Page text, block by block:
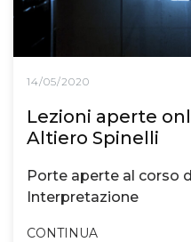
14/05/2020
Lezioni aperte
Altiero Spinelli
Porte aperte al corso
Interpretazione
CONTINUA